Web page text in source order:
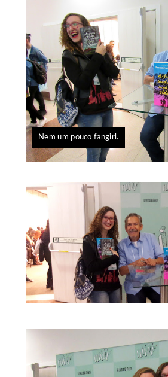
Nem um pouco fangirl.